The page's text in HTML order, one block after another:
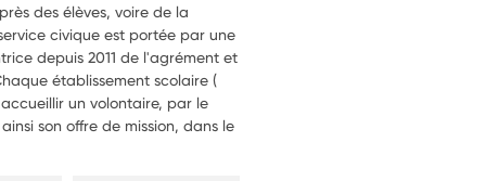
des élèves, voire de la
civique est portée par une
depuis 2011 de l'agrément et
établissement scolaire (
un volontaire, par le
son offre de mission, dans le